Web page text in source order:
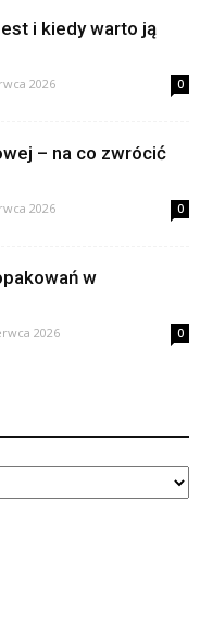
i kiedy warto ją
2026 0
– na co zwrócić
2026 0
w
2026 0